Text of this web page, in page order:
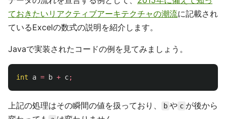
ておきたいリアクティブアーキテクチャの潮流に記載され
ているExcelの数式の説明を紹介します。
Javaで実装されたコードの例を見てみましょう。
int a = b + c;
上記の処理はその瞬間の値を扱っており、 b や c が後から